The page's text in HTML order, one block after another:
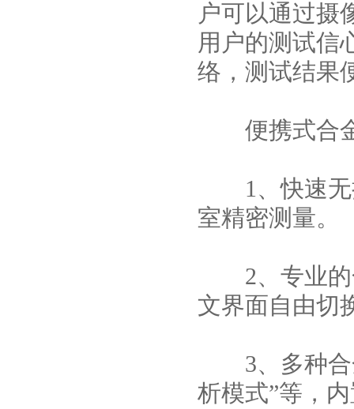
户可以通过摄
用户的测试信
络，测试结果
便携式合金
1、快速无
室精密测量。
2、专业的
文界面自由切
3、多种合金
析模式”等，